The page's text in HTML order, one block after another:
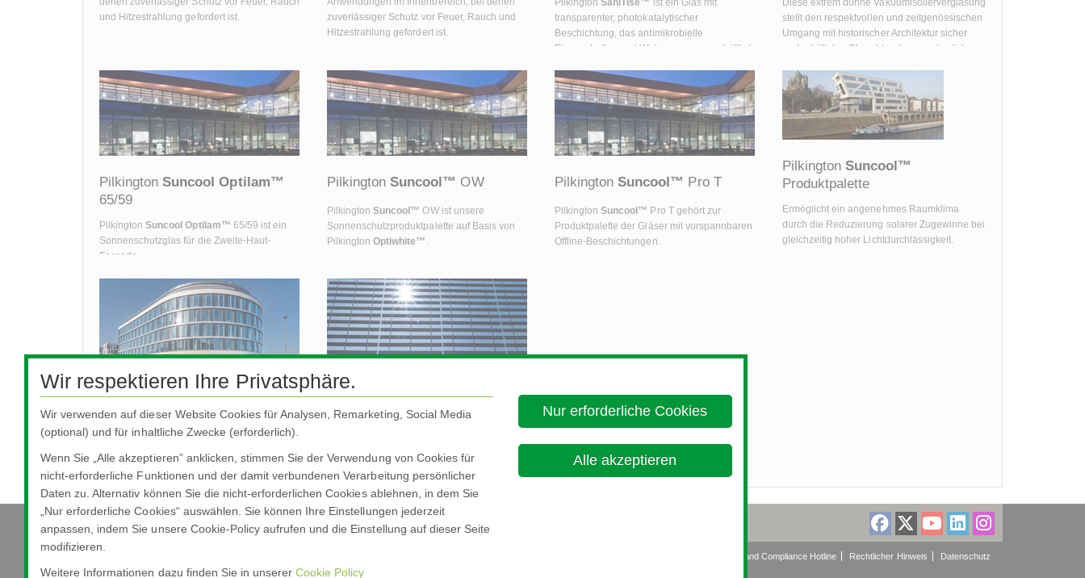
und Hitzestrahlung gefordert ist.
zuverlässiger Schutz vor Feuer, Rauch und
Hitzestrahlung gefordert ist.
Pilkington SaniTise™ ist ein Glas mit
transparenter, photokatalytischer
Beschichtung, das antimikrobielle
Eigenschaften und Wirkung gegen umhüllte/
ausgesetzt wird.
Diese extrem dünne Vakuumisolierverglasung
stellt den respektvollen und zeitgenössischen
Umgang mit historischer Architektur sicher
und erhält den Charakter der ursprünglichen
Wärmedämmung.
Pilkington Suncool Optilam™
65/59
PilkingtonSuncool Optilam™ 65/59 ist ein
Sonnenschutzglas für die Zweite-Haut-
Fassade.
Pilkington Suncool™ OW
PilkingtonSuncool™ OW ist unsere
Sonnenschutzproduktpalette auf Basis von
Pilkington Optiwhite™ .
Pilkington Suncool™ Pro T
PilkingtonSuncool™ Pro T gehört zur
Produktpalette der Gläser mit vorspannbaren
Offline-Beschichtungen.
Pilkington Suncool™
Produktpalette
Ermöglicht ein angenehmes Raumklima
durch die Reduzierung solarer Zugewinne bei
gleichzeitig hoher Lichtdurchlässigkeit.
PilkingtonSuncool™ Q
PilkingtonSuncool ™ Q ist ein neutrales
Sonnenschutzglas, mit gleichzeitig hoher
hinsichtlich Selektivität, also dem Verhältnis von
Lichtdurchlässigkeit zu
Gesamtenergiedurchlässigkeit.
Pilkington
Unsere neueste Entwicklung Pilkington
BIPV, bietet energieerzeugende,
vertikale als auch horizontale
Glasanwendungen
Head Office - 3-5-27 Mita Minato-ku Tokyo
Ethics and Compliance Hotline Rechtlicher Hinweis Datenschutz
Wir respektieren Ihre Privatsphäre.
Wir verwenden auf dieser Website Cookies für Analysen, Remarketing, Social Media
(optional) und für inhaltliche Zwecke (erforderlich).
Wenn Sie „Alle akzeptieren” anklicken, stimmen Sie der Verwendung von Cookies für
nicht-erforderliche Funktionen und der damit verbundenen Verarbeitung persönlicher
Daten zu. Alternativ können Sie die nicht-erforderlichen Cookies ablehnen, in dem Sie
„Nur erforderliche Cookies“ auswählen. Sie können Ihre Einstellungen jederzeit
anpassen, indem Sie unsere Cookie-Policy aufrufen und die Einstellung auf dieser Seite
modifizieren.
Weitere Informationen dazu finden Sie in unserer Cookie Policy
Nur erforderliche Cookies
Alle akzeptieren